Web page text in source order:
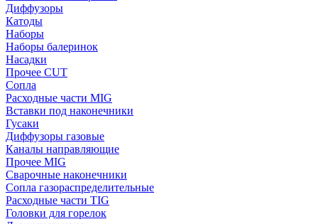
Диффузоры
Катоды
Наборы
Наборы балеринок
Насадки
Прочее CUT
Сопла
Расходные части MIG
Вставки под наконечники
Гусаки
Диффузоры газовые
Каналы направляющие
Прочее MIG
Сварочные наконечники
Сопла газораспределительные
Расходные части TIG
Головки для горелок